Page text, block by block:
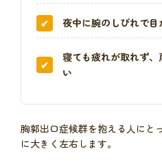
夜中に腕のしびれで目
寝ても疲れが取れず
い
胸郭出口症候群を抱える人にと
に大きく左右します。